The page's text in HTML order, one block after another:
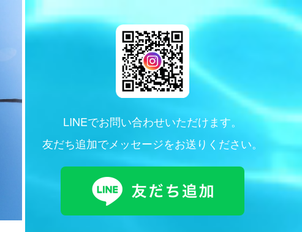
LINEでお問い合わせいただけます。
友だち追加でメッセージをお送りください。